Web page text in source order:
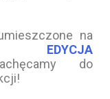
na
EDYCJA
do